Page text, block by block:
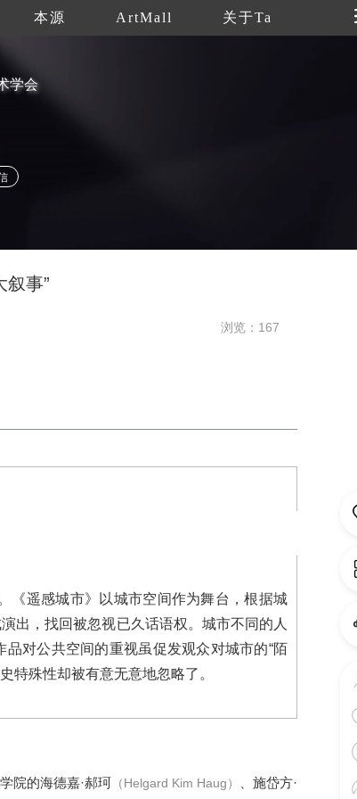
本源 ArtMall 关于Ta
学会
叙事”
浏览：167
《遥感城市》以城市空间作为舞台，根据城
出，找回被忽视已久话语权。城市不同的人
对公共空间的重视虽促发观众对城市的“陌
特殊性却被有意无意地忽略了。
院的海德嘉·郝珂 （Helgard Kim Haug） 、施岱方·